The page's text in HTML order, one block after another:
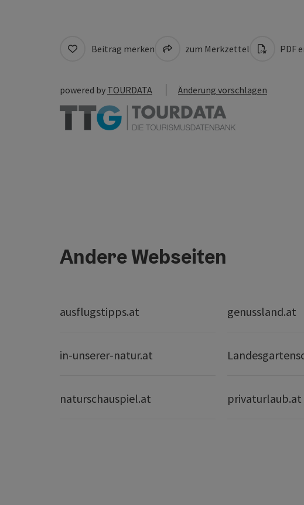
Beitrag merken zum Merkzettel PDF
powered by TOURDATA Änderung vorschlagen
Andere Webseiten
ausflugstipps.at genussland.at
in-unserer-natur.at
naturschauspiel.at privaturlaub.at